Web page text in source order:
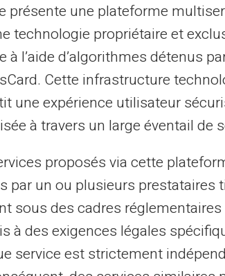
séparer leurs dépenses
principal. Il ne s'agit pas
plutôt d'organisation financière
d'un compte bancaire
utilisation et les dépenses sont
. Il n'y a pas de possibilité de
budget précis à un
le compte courant
présente une plateforme
technologie propriétaire et
à l’aide d’algorithmes détenus
Cette infrastructure
une expérience utilisateur
à travers un large éventail de
proposés via cette
par un ou plusieurs prestataires
sous des cadres
à des exigences légales
service est strictement